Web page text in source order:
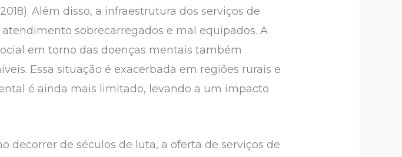
Além disso, a infraestrutura dos serviços de
sobrecarregados e mal equipados. A
em torno das doenças mentais também
Essa situação é exacerbada em regiões rurais e
é ainda mais limitado, levando a um impacto
de séculos de luta, a oferta de serviços de